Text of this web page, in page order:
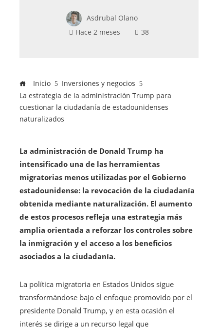
Asdrubal Olano
Hace 2 meses
38
Inicio
Inversiones y negocios
La estrategia de la administración Trump para
cuestionar la ciudadanía de estadounidenses
naturalizados
La administración de Donald Trump ha
intensificado una de las herramientas
migratorias menos utilizadas por el Gobierno
estadounidense: la revocación de la ciudadanía
obtenida mediante naturalización. El aumento
de estos procesos refleja una estrategia más
amplia orientada a reforzar los controles sobre
la inmigración y el acceso a los beneficios
asociados a la ciudadanía.
La política migratoria en Estados Unidos sigue
transformándose bajo el enfoque promovido por el
presidente Donald Trump, y en esta ocasión el
interés se dirige a un recurso legal que